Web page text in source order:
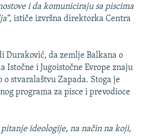
i da komuniciraju sa piscima
, ističe izvršna direktorka Centra
Duraković, da zemlje Balkana o
Istočne i Jugoistočne Evrope znaju
o stvaralaštvu Zapada. Stoga je
programa za pisce i prevodioce
pitanje ideologije, na način na koji,